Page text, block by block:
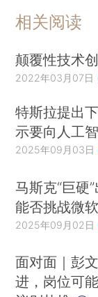
相关阅读
颠覆性技术
2022年03月07日
特斯拉提出
示要向人工
2025年09月03日
马斯克“巨硬
能否挑战微
2025年09月02日
面对面｜彭
进，岗位可